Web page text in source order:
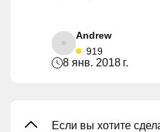
Andrew
919
8 янв. 2018 г.
Если вы хотите